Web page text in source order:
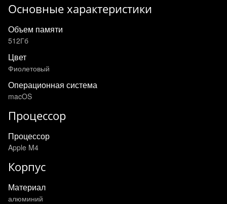
Основные характеристики
Объем памяти
512Гб
Цвет
Фиолетовый
Операционная система
macOS
Процессор
Процессор
Apple M4
Корпус
Материал
алюминий